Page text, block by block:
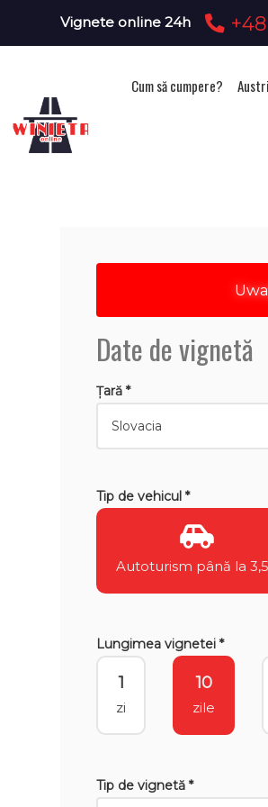
Vignete online 24h
Cum să cumpere?
Date de vignetă
Țară *
Tip de vehicul *
Autoturism până la
Lungimea vignetei *
1
zi
10
zile
Tip de vignetă *